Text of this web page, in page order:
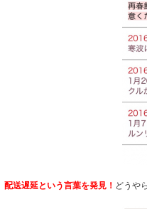
配送遅延という言葉を発見！ どうや